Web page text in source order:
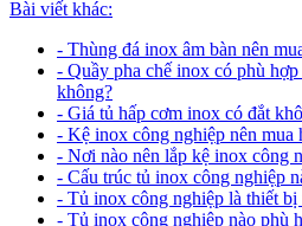
Bài viết khác:
- Thùng đá inox âm bàn nên
- Quầy pha chế inox có phù
không?
- Giá tủ hấp cơm inox có đắt
- Kệ inox công nghiệp nên mua
- Nơi nào nên lắp kệ inox công
- Cấu trúc tủ inox công nghiệp
- Tủ inox công nghiệp là thiết bị
- Tủ inox công nghiệp nào phù